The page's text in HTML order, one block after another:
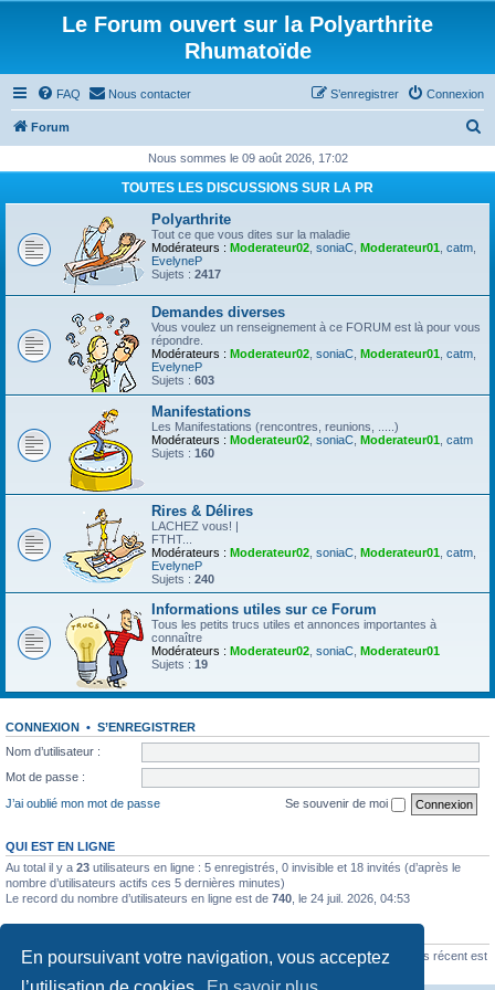
En poursuivant votre navigation, vous acceptez
Le Forum ouvert sur la Polyarthrite
Rhumatoïde
FAQ Nous contacter Connexion
S’enregistrer
Forum
h
Nous sommes le 09 août 2026, 17:02
TOUTES LES DISCUSSIONS SUR LA PR
Polyarthrite
Tout ce que vous dites sur la maladie
Modérateurs : Moderateur02 soniaC Moderateur01 catm
EvelyneP
Sujets : 2417
Demandes diverses
Vous voulez un renseignement à ce FORUM est là pour vous
répondre.
Modérateurs : Moderateur02 soniaC Moderateur01 catm
EvelyneP
Sujets : 603
Manifestations
Les Manifestations (rencontres, reunions, .....)
Modérateurs : Moderateur02 soniaC Moderateur01 catm
Sujets : 160
Rires & Délires
LACHEZ vous! |
FTHT...
Modérateurs : Moderateur02 soniaC Moderateur01 catm
EvelyneP
Sujets : 240
Informations utiles sur ce Forum
Tous les petits trucs utiles et annonces importantes à
connaître
Modérateurs : Moderateur02 soniaC Moderateur01
Sujets : 19
CONNEXION • S’ENREGISTRER
Nom d’utilisateur :
Mot de passe :
J’ai oublié mon mot de passe
Se souvenir de moi
QUI EST EN LIGNE
Au total il y a 23 utilisateurs en ligne : 5 enregistrés, 0 invisible et 18 invités (d’après le
nombre d’utilisateurs actifs ces 5 dernières minutes)
Le record du nombre d’utilisateurs en ligne est de 740 , le 24 juil. 2026, 04:53
64778messages •3439sujets • 3249membres • Le membre enregistré le plus récent est
Deloi452